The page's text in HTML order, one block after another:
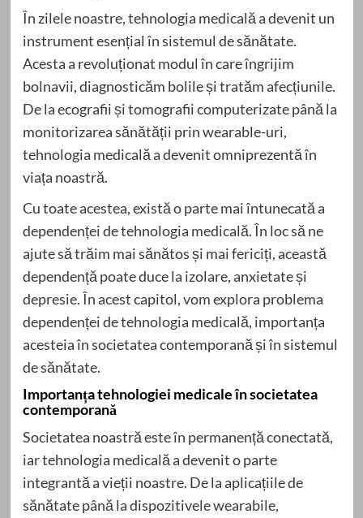
În zilele noastre, tehnologia medicală a devenit un
instrument esențial în sistemul de sănătate.
Acesta a revoluționat modul în care îngrijim
bolnavii, diagnosticăm bolile și tratăm afecțiunile.
De la ecografii și tomografii computerizate până la
monitorizarea sănătății prin wearable-uri,
tehnologia medicală a devenit omniprezentă în
viața noastră.
Cu toate acestea, există o parte mai întunecată a
dependenței de tehnologia medicală. În loc să ne
ajute să trăim mai sănătos și mai fericiți, această
dependență poate duce la izolare, anxietate și
depresie. În acest capitol, vom explora problema
dependenței de tehnologia medicală, importanța
acesteia în societatea contemporană și în sistemul
de sănătate.
Importanța tehnologiei medicale în societatea
contemporană
Societatea noastră este în permanență conectată,
iar tehnologia medicală a devenit o parte
integrantă a vieții noastre. De la aplicațiile de
sănătate până la dispozitivele wearabile,